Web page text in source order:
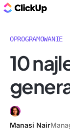
OPROGRAMOWANIE
10
Manasi Nair